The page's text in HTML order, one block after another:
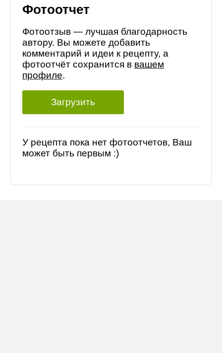
Фотоотчет
Фотоотзыв — лучшая благодарность
автору. Вы можете добавить
комментарий и идеи к рецепту, а
фотоотчёт сохранится в вашем
профиле.
Загрузить
У рецепта пока нет фотоотчетов, Ваш
может быть первым :)